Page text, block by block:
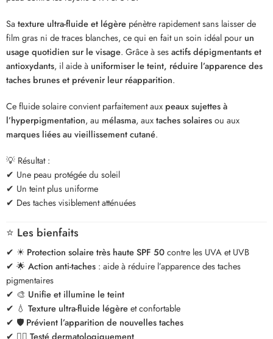
Sa texture ultra-fluide et légère pénètre rapidement sans laisser de
film gras ni de traces blanches, ce qui en fait un soin idéal pour un
usage quotidien sur le visage. Grâce à sesactifs dépigmentants et
antioxydants, il aide à uniformiser le teint, réduire l’apparence des
taches brunes et prévenir leur réapparition.
Ce fluide solaire convient parfaitement aux peaux sujettes à
l’hyperpigmentation, au mélasma, auxtaches solairesou aux
marques liées au vieillissement cutané.
💡 Résultat :
✔ Une peau protégée du soleil
✔ Un teint plus uniforme
✔ Des taches visiblement atténuées
⭐ Les bienfaits
✔ ☀ Protection solaire très haute SPF 50contre les UVA et UVB
✔ 🌟 Action anti-taches : aide à réduire l’apparence des taches
pigmentaires
✔ 🎨 Unifie et illumine le teint
✔ 💧 Texture ultra-fluide légèreet confortable
✔ 🛡 Prévient l’apparition de nouvelles taches
✔ 👩‍⚕️ Testé dermatologiquement